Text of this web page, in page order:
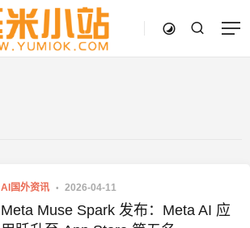
AI国外资讯 2026-04-11
Meta Muse Spark 发布：Meta AI 应